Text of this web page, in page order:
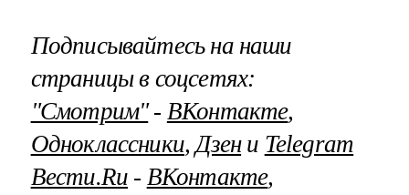
Подписывайтесь на наши
страницы в соцсетях:
"Смотрим"‐ ВКонтакте,
Одноклассники,Дзени Telegram
Вести.Ru ‐ ВКонтакте,